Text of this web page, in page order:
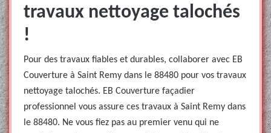
travaux nettoyage talochés
!
Pour des travaux fiables et durables, collaborer avec EB
Couverture à Saint Remy dans le 88480 pour vos travaux
nettoyage talochés. EB Couverture façadier
professionnel vous assure ces travaux à Saint Remy dans
le 88480. Ne vous fiez pas au premier venu qui ne